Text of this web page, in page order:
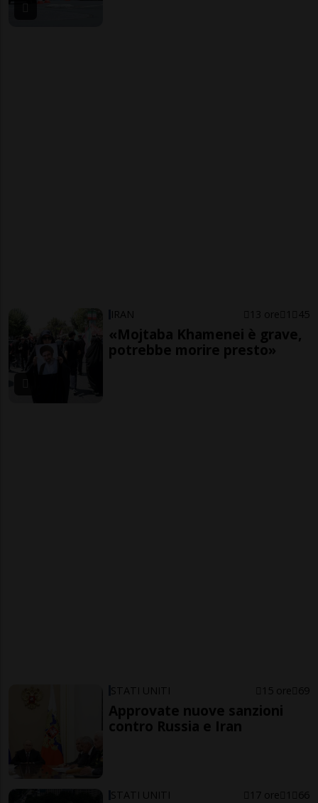
IRAN 13 ore 1 45
«Mojtaba Khamenei è grave,
potrebbe morire presto»
STATI UNITI 15 ore 69
Approvate nuove sanzioni
contro Russia e Iran
STATI UNITI 17 ore 1 66